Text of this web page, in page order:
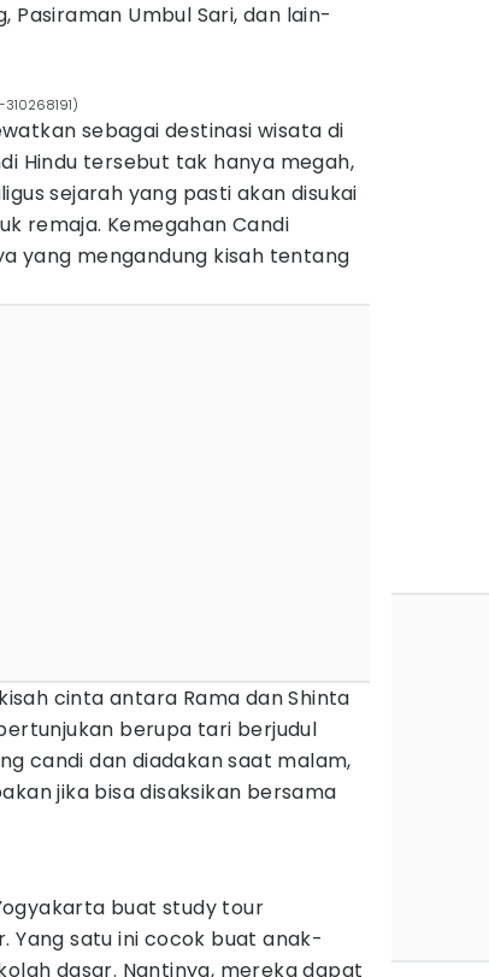
Pasiraman Umbul Sari, dan lain-
sebagai destinasi wisata di
Hindu tersebut tak hanya megah,
sejarah yang pasti akan disukai
remaja. Kemegahan Candi
yang mengandung kisah tentang
cinta antara Rama dan Shinta
berupa tari berjudul
candi dan diadakan saat malam,
jika bisa disaksikan bersama
buat study tour
Yang satu ini cocok buat anak-
dasar. Nantinya, mereka dapat